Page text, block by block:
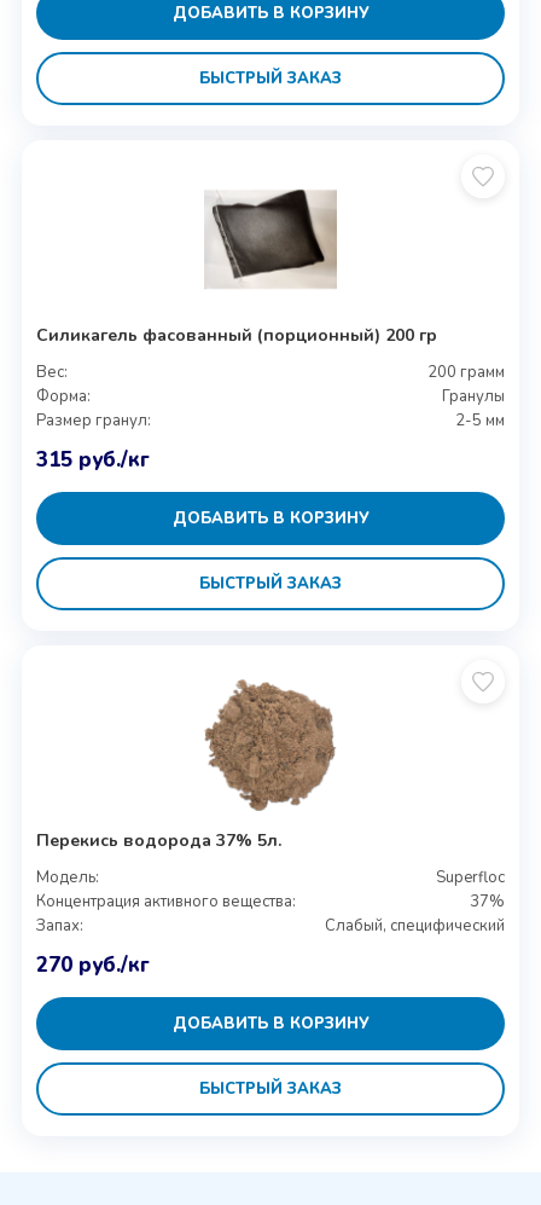
ДОБАВИТЬ В КОРЗИНУ
БЫСТРЫЙ ЗАКАЗ
Силикагель фасованный (порционный) 200 гр
Вес:
200 грамм
Форма:
Гранулы
Размер гранул:
2-5 мм
315 руб./кг
ДОБАВИТЬ В КОРЗИНУ
БЫСТРЫЙ ЗАКАЗ
Перекись водорода 37% 5л.
Модель:
Superfloc
Концентрация активного вещества:
37%
Запах:
Слабый, специфический
270 руб./кг
ДОБАВИТЬ В КОРЗИНУ
БЫСТРЫЙ ЗАКАЗ